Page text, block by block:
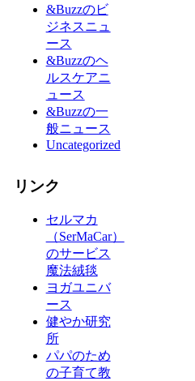
&Buzzのビ
ジネスニュ
ース
&Buzzのヘ
ルスケアニ
ュース
&Buzzの一
般ニュース
Uncategorized
リンク
セルマカ
（SerMaCar）
のサービス
魔法絨毯
ヨガユニバ
ース
健やか研究
所
パパのため
の子育て教